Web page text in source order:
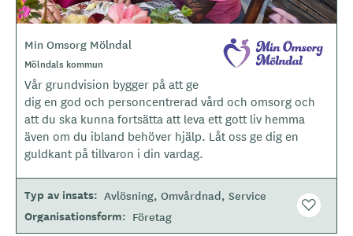
L
o
o
y
Min Omsorg Mölndal
O
r
å
d
e
Mölndals kommun
Vår grundvision bygger på att ge
dig en god och personcentrerad vård och omsorg och
att du ska kunna fortsätta att leva ett gott liv hemma
även om du ibland behöver hjälp. Låt oss ge dig en
guldkant på tillvaron i din vardag.
Typ av insats Avlösning Omvårdnad Service
Organisationsform Företag